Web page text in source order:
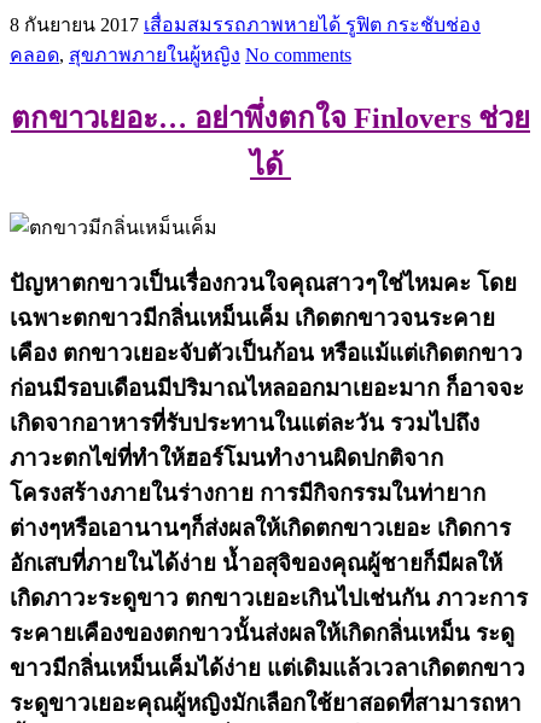
8 กันยายน 2017 เสื่อมสมรรถภาพหายได้ รูฟิต กระชับช่อง
คลอด, สุขภาพภายในผู้หญิง No comments
ตกขาวเยอะ… อย่าพึ่งตกใจ Finlovers ช่วย
ได้
ปัญหาตกขาวเป็นเรื่องกวนใจคุณสาวๆใช่ไหมคะ โดย
เฉพาะตกขาวมีกลิ่นเหม็นเค็ม เกิดตกขาวจนระคาย
เคือง ตกขาวเยอะจับตัวเป็นก้อน หรือแม้แต่เกิดตกขาว
ก่อนมีรอบเดือนมีปริมาณไหลออกมาเยอะมาก ก็อาจจะ
เกิดจากอาหารที่รับประทานในแต่ละวัน รวมไปถึง
ภาวะตกไข่ที่ทำให้ฮอร์โมนทำงานผิดปกติจาก
โครงสร้างภายในร่างกาย การมีกิจกรรมในท่ายาก
ต่างๆหรือเอานานๆก็ส่งผลให้เกิดตกขาวเยอะ เกิดการ
อักเสบที่ภายในได้ง่าย น้ำอสุจิของคุณผู้ชายก็มีผลให้
เกิดภาวะระดูขาว ตกขาวเยอะเกินไปเช่นกัน ภาวะการ
ระคายเคืองของตกขาวนั้นส่งผลให้เกิดกลิ่นเหม็น ระดู
ขาวมีกลิ่นเหม็นเค็มได้ง่าย แต่เดิมแล้วเวลาเกิดตกขาว
ระดูขาวเยอะคุณผู้หญิงมักเลือกใช้ยาสอดที่สามารถหา